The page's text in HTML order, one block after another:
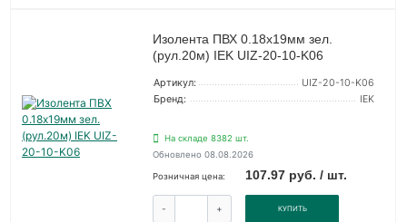
Изолента ПВХ 0.18х19мм зел.
(рул.20м) IEK UIZ-20-10-K06
Артикул:
UIZ-20-10-K06
Бренд:
IEK
На складе 8382 шт.
Обновлено 08.08.2026
Розничная цена: 107.97 руб. / шт.
- + КУПИТЬ